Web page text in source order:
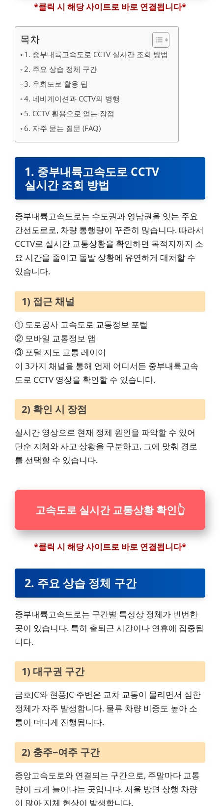
*클릭 시 해당 사이트로 바로 연결됩니다*
목차
1. 중부내륙고속도로 CCTV 실시간 조회 방법
2. 주요 상습 정체 구간
3. 우회도로 활용 팁
4. 네비게이션과 CCTV의 병행
5. CCTV 활용으로 얻는 장점
6. 자주 묻는 질문 (FAQ)
1. 중부내륙고속도로 CCTV
실시간 조회 방법
중부내륙고속도로는 수도권과 영남권을 잇는 주요
간선도로로, 차량 통행량이 꾸준히 많습니다. 따라서
CCTV로 실시간 교통상황을 확인하면 목적지까지 소
요 시간을 줄이고 돌발 상황에 유연하게 대처할 수
있습니다.
1) 접근 채널
① 도로공사 고속도로 교통정보 포털
② 모바일 교통정보 앱
③ 포털 지도 교통 레이어
이 3가지 채널을 통해 언제 어디서든 중부내륙고속
도로 CCTV 영상을 확인할 수 있습니다.
2) 확인 시 장점
실시간 영상으로 현재 정체 원인을 파악할 수 있어
단순 지체와 사고 상황을 구분하고, 그에 맞춰 경로
를 선택할 수 있습니다.
고속도로 실시간 교통상황 확인👆
*클릭 시 해당 사이트로 바로 연결됩니다*
2. 주요 상습 정체 구간
중부내륙고속도로는 구간별 특성상 정체가 빈번한
곳이 있습니다. 특히 출퇴근 시간이나 연휴에 집중됩
니다.
1) 대구권 구간
금호JC와 현풍JC 주변은 교차 교통이 몰리면서 심한
정체가 자주 발생합니다. 물류 차량 비중도 높아 소
통이 더디게 진행됩니다.
2) 충주~여주 구간
중앙고속도로와 연결되는 구간으로, 주말마다 교통
량이 크게 늘어나는 곳입니다. 서울 방면 상행 차량
이 많아 지체 현상이 발생합니다.